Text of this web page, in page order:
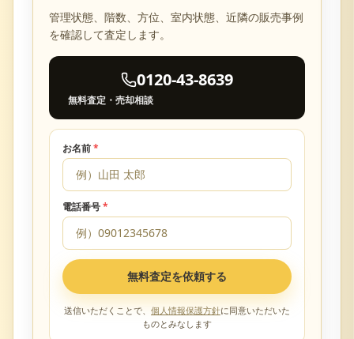
管理状態、階数、方位、室内状態、近隣の販売事例
を確認して査定します。
0120-43-8639
無料査定・売却相談
お名前*
電話番号*
無料査定を依頼する
送信いただくことで、 個人情報保護方針に同意いただいた
ものとみなします